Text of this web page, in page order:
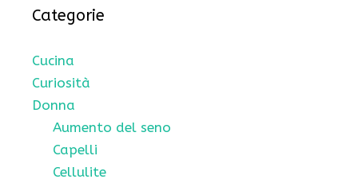
Categorie
Cucina
Curiosità
Donna
Aumento del seno
Capelli
Cellulite